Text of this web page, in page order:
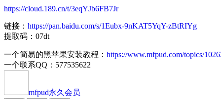
https://cloud.189.cn/t/3eqYJb6FB7Jr
链接： https://pan.baidu.com/s/1Eubx-9nKAT5YqY-zBtRIYg
提取码：07dt
一个简易的黑苹果安装教程： https://www.mfpud.com/topics/
一个联系QQ：577535622
mfpud永久会员